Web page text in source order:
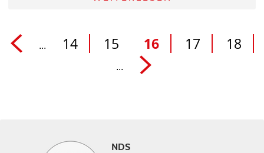
... 14 15 16 17 18
...
NDS